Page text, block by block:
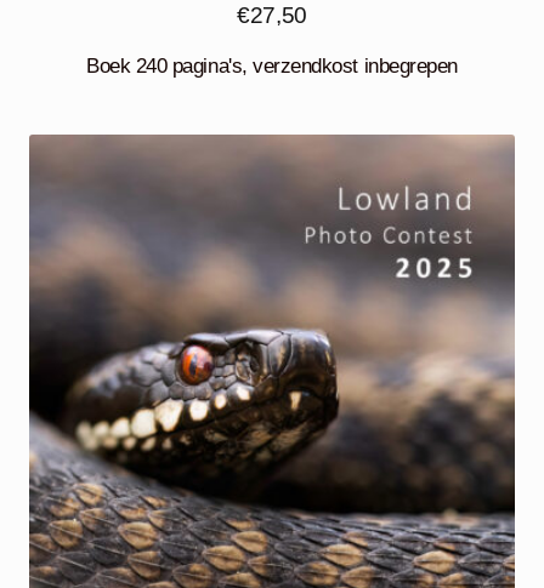
€27,50
Boek 240 pagina's, verzendkost inbegrepen